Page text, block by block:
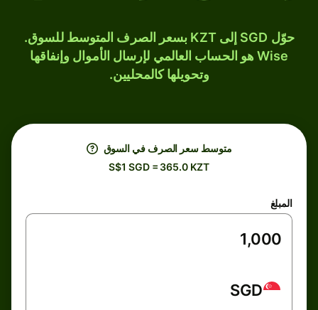
حوّل SGD إلى KZT بسعر الصرف المتوسط للسوق.
Wise هو الحساب العالمي لإرسال الأموال وإنفاقها
وتحويلها كالمحليين.
متوسط ​​سعر الصرف في السوق
S$1 SGD = 365.0 KZT
المبلغ
SGD